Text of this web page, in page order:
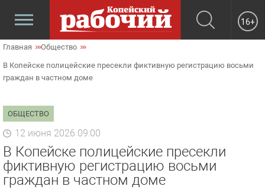
16+
Главная Общество
В Копейске полицейские пресекли фиктивную регистрацию восьми
граждан в частном доме
ОБЩЕСТВО
12 июня 2026 09:00
В Копейске полицейские пресекли
фиктивную регистрацию восьми
граждан в частном доме